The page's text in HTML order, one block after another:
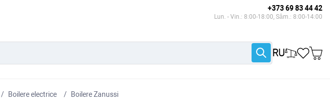
+373 69 83 44 42
Lun. - Vin.: 8:00-18:00, Sâm.: 8:00-14:00
RU
Boilere electrice Boilere Zanussi